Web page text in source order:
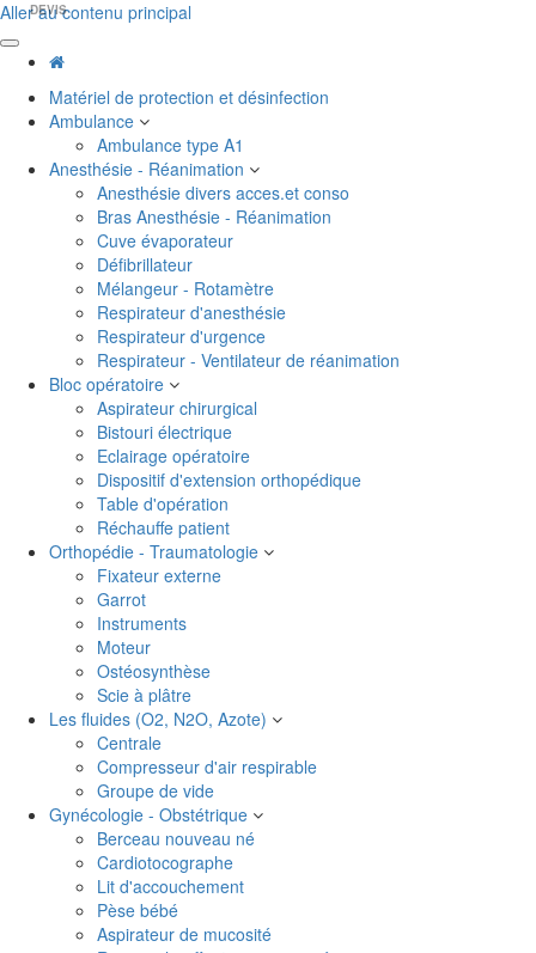
Aller au contenu principal
Matériel de protection et désinfection
Ambulance
Ambulance type A1
Anesthésie - Réanimation
Anesthésie divers acces.et conso
Bras Anesthésie - Réanimation
Cuve évaporateur
Défibrillateur
Mélangeur - Rotamètre
Respirateur d'anesthésie
Respirateur d'urgence
Respirateur - Ventilateur de réanimation
Bloc opératoire
Aspirateur chirurgical
Bistouri électrique
Eclairage opératoire
Dispositif d'extension orthopédique
Table d'opération
Réchauffe patient
Orthopédie - Traumatologie
Fixateur externe
Garrot
Instruments
Moteur
Ostéosynthèse
Scie à plâtre
Les fluides (O2, N2O, Azote)
Centrale
Compresseur d'air respirable
Groupe de vide
Gynécologie - Obstétrique
Berceau nouveau né
Cardiotocographe
Lit d'accouchement
Pèse bébé
Aspirateur de mucosité
DEVIS